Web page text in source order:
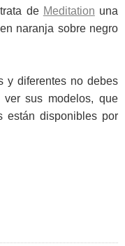
de Meditation una
naranja sobre negro
y diferentes no debes
ver sus modelos, que
están disponibles por